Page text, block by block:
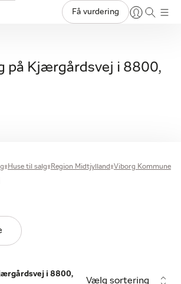
Få vurdering
på Kjærgårdsvej i 8800,
Huse til salg Region Midtjylland Viborg Kommune
i 8800,
Vælg sortering